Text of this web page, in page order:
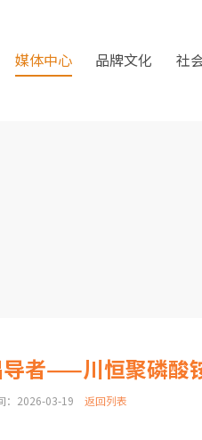
媒体中心 品牌文化 社
者——川恒聚磷酸
：2026-03-19 返回列表